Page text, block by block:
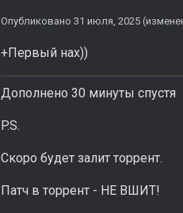
Опубликовано 31 июля, 2025
+Первый нах))
Дополнено 30 минуты спустя
P.S.
Скоро будет залит торрент.
Патч в торрент - НЕ ВШИТ!